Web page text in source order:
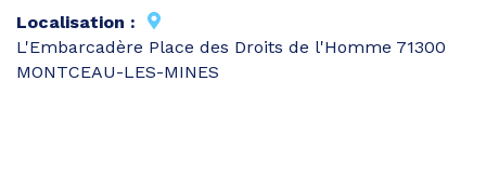
Localisation :
L'Embarcadère Place des Droits de l'Homme 71300
MONTCEAU-LES-MINES